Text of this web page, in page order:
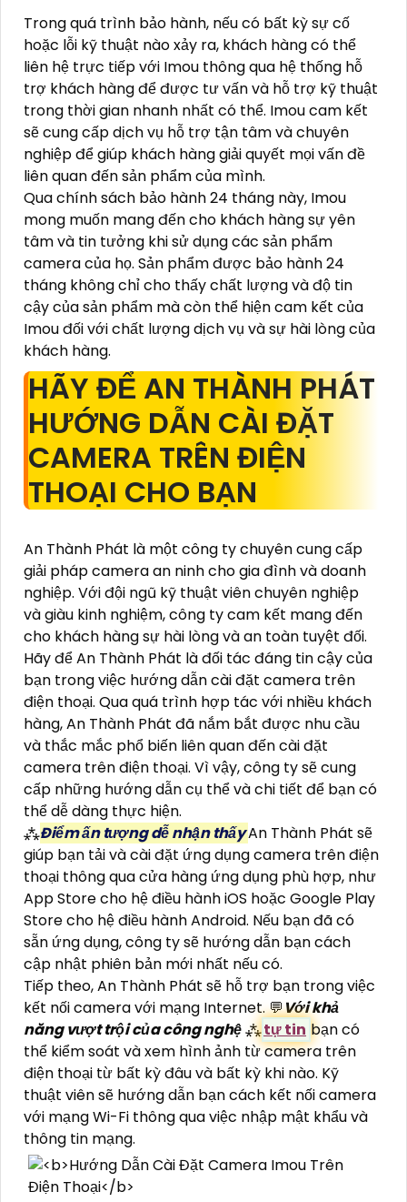
Trong quá trình bảo hành, nếu có bất kỳ sự cố
hoặc lỗi kỹ thuật nào xảy ra, khách hàng có thể
liên hệ trực tiếp với Imou thông qua hệ thống hỗ
trợ khách hàng để được tư vấn và hỗ trợ kỹ thuật
trong thời gian nhanh nhất có thể. Imou cam kết
sẽ cung cấp dịch vụ hỗ trợ tận tâm và chuyên
nghiệp để giúp khách hàng giải quyết mọi vấn đề
liên quan đến sản phẩm của mình.
Qua chính sách bảo hành 24 tháng này, Imou
mong muốn mang đến cho khách hàng sự yên
tâm và tin tưởng khi sử dụng các sản phẩm
camera của họ. Sản phẩm được bảo hành 24
tháng không chỉ cho thấy chất lượng và độ tin
cậy của sản phẩm mà còn thể hiện cam kết của
Imou đối với chất lượng dịch vụ và sự hài lòng của
khách hàng.
HÃY ĐỂ AN THÀNH PHÁT
HƯỚNG DẪN CÀI ĐẶT
CAMERA TRÊN ĐIỆN
THOẠI CHO BẠN
An Thành Phát là một công ty chuyên cung cấp
giải pháp camera an ninh cho gia đình và doanh
nghiệp. Với đội ngũ kỹ thuật viên chuyên nghiệp
và giàu kinh nghiệm, công ty cam kết mang đến
cho khách hàng sự hài lòng và an toàn tuyệt đối.
Hãy để An Thành Phát là đối tác đáng tin cậy của
bạn trong việc hướng dẫn cài đặt camera trên
điện thoại. Qua quá trình hợp tác với nhiều khách
hàng, An Thành Phát đã nắm bắt được nhu cầu
và thắc mắc phổ biến liên quan đến cài đặt
camera trên điện thoại. Vì vậy, công ty sẽ cung
cấp những hướng dẫn cụ thể và chi tiết để bạn có
thể dễ dàng thực hiện.
⁂Điểm ấn tượng dễ nhận thấyAn Thành Phát sẽ
giúp bạn tải và cài đặt ứng dụng camera trên điện
thoại thông qua cửa hàng ứng dụng phù hợp, như
App Store cho hệ điều hành iOS hoặc Google Play
Store cho hệ điều hành Android. Nếu bạn đã có
sẵn ứng dụng, công ty sẽ hướng dẫn bạn cách
cập nhật phiên bản mới nhất nếu có.
Tiếp theo, An Thành Phát sẽ hỗ trợ bạn trong việc
kết nối camera với mạng Internet. 💬Với khả
năng vượt trội của công nghệ⁂tự tin bạn có
thể kiểm soát và xem hình ảnh từ camera trên
điện thoại từ bất kỳ đâu và bất kỳ khi nào. Kỹ
thuật viên sẽ hướng dẫn bạn cách kết nối camera
với mạng Wi-Fi thông qua việc nhập mật khẩu và
thông tin mạng.